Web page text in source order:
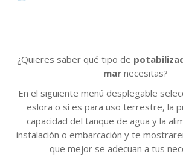
¿Quieres saber qué tipo de
marnecesitas?
En el siguiente menú desplegable
eslora o si es para uso terrestre, la
capacidad del tanque de agua y la
instalación o embarcación y te
que mejor se adecuan a tus